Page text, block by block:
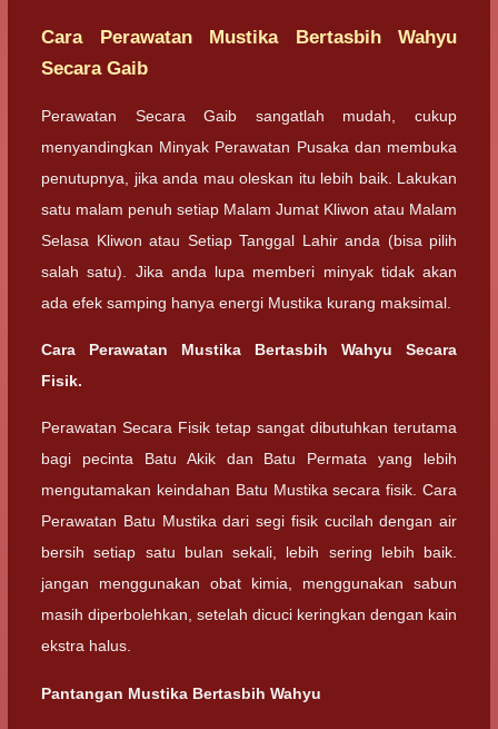
Cara Perawatan Mustika Bertasbih Wahyu
Secara Gaib
Perawatan Secara Gaib sangatlah mudah, cukup
menyandingkan Minyak Perawatan Pusaka dan membuka
penutupnya, jika anda mau oleskan itu lebih baik. Lakukan
satu malam penuh setiap Malam Jumat Kliwon atau Malam
Selasa Kliwon atau Setiap Tanggal Lahir anda (bisa pilih
salah satu). Jika anda lupa memberi minyak tidak akan
ada efek samping hanya energi Mustika kurang maksimal.
Cara Perawatan Mustika Bertasbih Wahyu Secara
Fisik.
Perawatan Secara Fisik tetap sangat dibutuhkan terutama
bagi pecinta Batu Akik dan Batu Permata yang lebih
mengutamakan keindahan Batu Mustika secara fisik. Cara
Perawatan Batu Mustika dari segi fisik cucilah dengan air
bersih setiap satu bulan sekali, lebih sering lebih baik.
jangan menggunakan obat kimia, menggunakan sabun
masih diperbolehkan, setelah dicuci keringkan dengan kain
ekstra halus.
Pantangan Mustika Bertasbih Wahyu